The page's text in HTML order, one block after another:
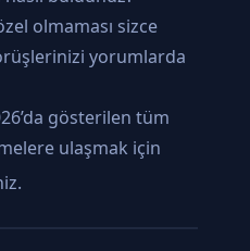
olmaması sizce
yorumlarda
gösterilen tüm
ulaşmak için
.